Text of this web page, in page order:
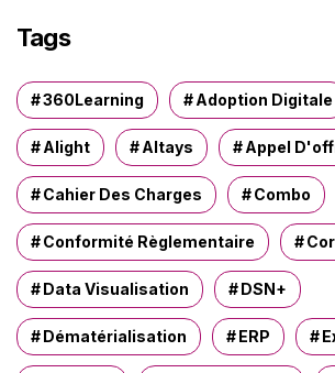
r
c
e
Tags
360Learning Adoption Digitale
Alight Altays Appel
Cahier Des Charges Combo
Conformité Règlementaire
Data Visualisation DSN+
Dématérialisation ERP